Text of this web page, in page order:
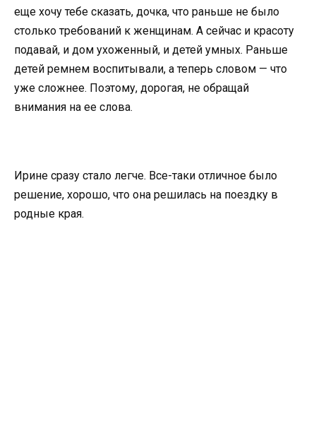
еще хочу тебе сказать, дочка, что раньше не было
столько требований к женщинам. А сейчас и красоту
подавай, и дом ухоженный, и детей умных. Раньше
детей ремнем воспитывали, а теперь словом — что
уже сложнее. Поэтому, дорогая, не обращай
внимания на ее слова.
Ирине сразу стало легче. Все-таки отличное было
решение, хорошо, что она решилась на поездку в
родные края.